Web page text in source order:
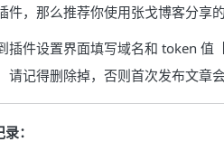
件，那么推荐你使用张戈博客分享
插件设置界面填写域名和 token
请记得删除掉，否则首次发布文章
：